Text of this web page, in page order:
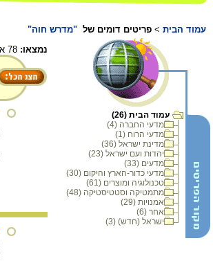
עמוד הבית > פריטים דומים של "מדרש חוה"
עמוד הבית (26)
מדעי החברה (4)
מדעי הרוח (1)
מדינת ישראל (36)
יהדות ועם ישראל (23)
מדעים (33)
מדעי כדור-הארץ והיקום (30)
טכנולוגיה ומוצרים (61)
מתמטיקה וסטטיסטיקה (48)
אמנויות (29)
אחר (6)
ישראל (חדש) (3)
נמצאו: